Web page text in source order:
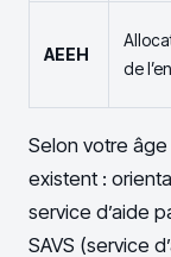
AEEH
de
Selon votre âge
existent :
service d’aide
SAVS (service